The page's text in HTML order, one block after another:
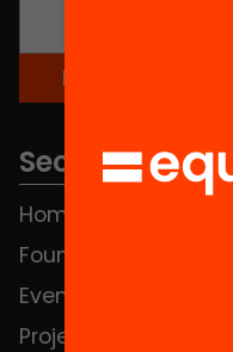
Sections
Home
Foundation
Events
Projects